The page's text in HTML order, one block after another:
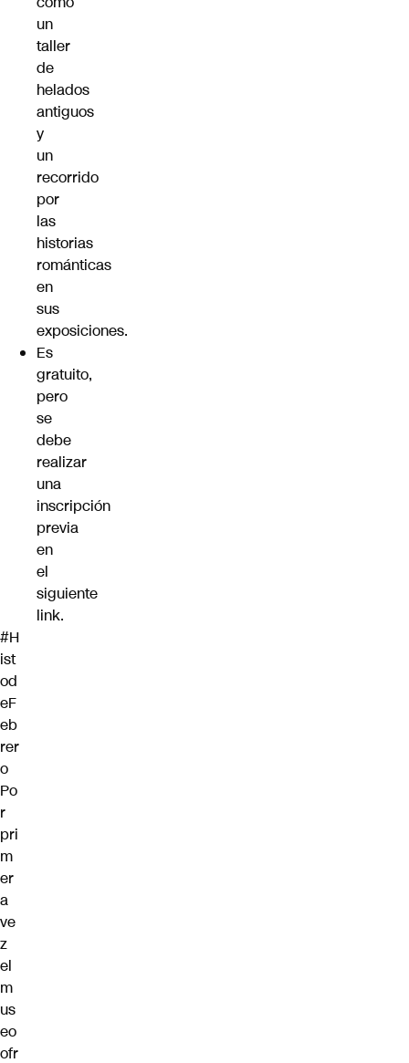
un
taller
de
helados
antiguos
y
un
recorrido
por
las
historias
románticas
en
sus
exposiciones.
Es
gratuito,
pero
se
debe
realizar
una
inscripción
previa
en
el
siguiente
link.
#H
ist
od
eF
eb
rer
o
Po
r
pri
m
er
a
ve
z
el
m
us
eo
ofr